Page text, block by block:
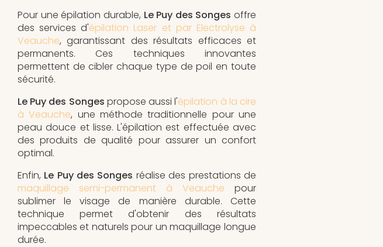
Pour une épilation durable, Le Puy des Songes offre
des services d'épilation Laser et par Electrolyse à
Veauche, garantissant des résultats efficaces et
permanents. Ces techniques innovantes
permettent de cibler chaque type de poil en toute
sécurité.
Le Puy des Songes propose aussi l'épilation à la cire
à Veauche, une méthode traditionnelle pour une
peau douce et lisse. L'épilation est effectuée avec
des produits de qualité pour assurer un confort
optimal.
Enfin, Le Puy des Songes réalise des prestations de
maquillage semi-permanent à Veauche pour
sublimer le visage de manière durable. Cette
technique permet d'obtenir des résultats
impeccables et naturels pour un maquillage longue
durée.